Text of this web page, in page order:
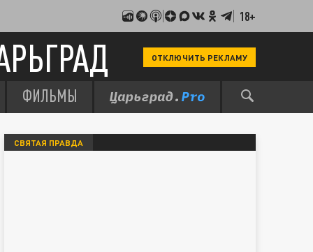
18+
ОТКЛЮЧИТЬ РЕКЛАМУ
ФИЛЬМЫ
СВЯТАЯ ПРАВДА